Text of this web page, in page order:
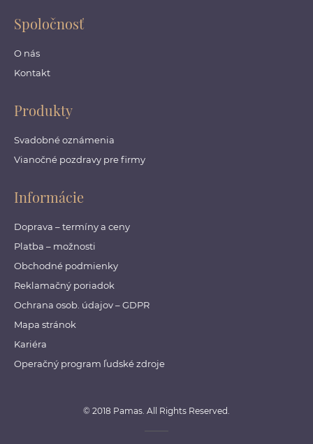
Spoločnosť
O nás
Kontakt
Produkty
Svadobné oznámenia
Vianočné pozdravy pre firmy
Informácie
Doprava – termíny a ceny
Platba – možnosti
Obchodné podmienky
Reklamačný poriadok
Ochrana osob. údajov – GDPR
Mapa stránok
Kariéra
Operačný program ľudské zdroje
© 2018 Pamas. All Rights Reserved.